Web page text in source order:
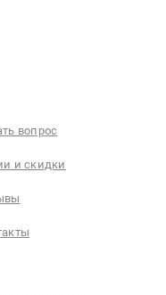
вопрос
и скидки